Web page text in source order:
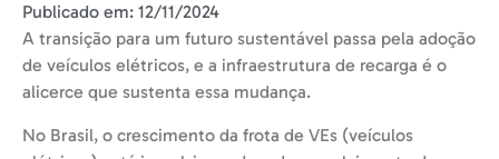
Publicado em: 12/11/2024
A transição para um futuro sustentável passa pela adoção
de veículos elétricos, e a infraestrutura de recarga é o
alicerce que sustenta essa mudança.
No Brasil, o crescimento da frota de VEs (veículos